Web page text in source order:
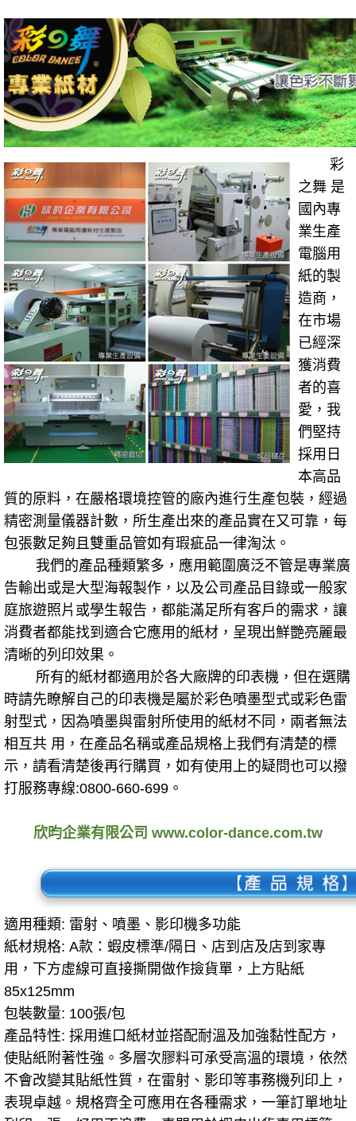
彩
之舞 是
國內專
業生產
電腦用
紙的製
造商，
在市場
已經深
獲消費
者的喜
愛，我
們堅持
採用日
本高品
質的原料，在嚴格環境控管的廠內進行生產包裝，經過
精密測量儀器計數，所生產出來的產品實在又可靠，每
包張數足夠且雙重品管如有瑕疵品一律淘汰。
我們的產品種類繁多，應用範圍廣泛不管是專業廣
告輸出或是大型海報製作，以及公司產品目錄或一般家
庭旅遊照片或學生報告，都能滿足所有客戶的需求，讓
消費者都能找到適合它應用的紙材，呈現出鮮艷亮麗最
清晰的列印效果。
所有的紙材都適用於各大廠牌的印表機，但在選購
時請先瞭解自己的印表機是屬於彩色噴墨型式或彩色雷
射型式，因為噴墨與雷射所使用的紙材不同，兩者無法
相互共 用，在產品名稱或產品規格上我們有清楚的標
示，請看清楚後再行購買，如有使用上的疑問也可以撥
打服務專線:0800-660-699。
欣昀企業有限公司 www.color-dance.com.tw
適用種類: 雷射、 噴墨 、影印機多功能
紙材規格: A款：蝦皮標準/隔日、店到店及店到家專
用，下方虛線可直接撕開做作撿貨單，上方貼紙
85x125mm
包裝數量: 100張/包
產品特性: 採用進口紙材並搭配耐溫及加強黏性配方 ，
使貼紙附著性強。多層次膠料可承受高溫的環境，依然
不會改變其貼紙性質，在雷射、影印等事務機列印上，
表現卓越。規格齊全可應用在各種需求，一筆訂單地址